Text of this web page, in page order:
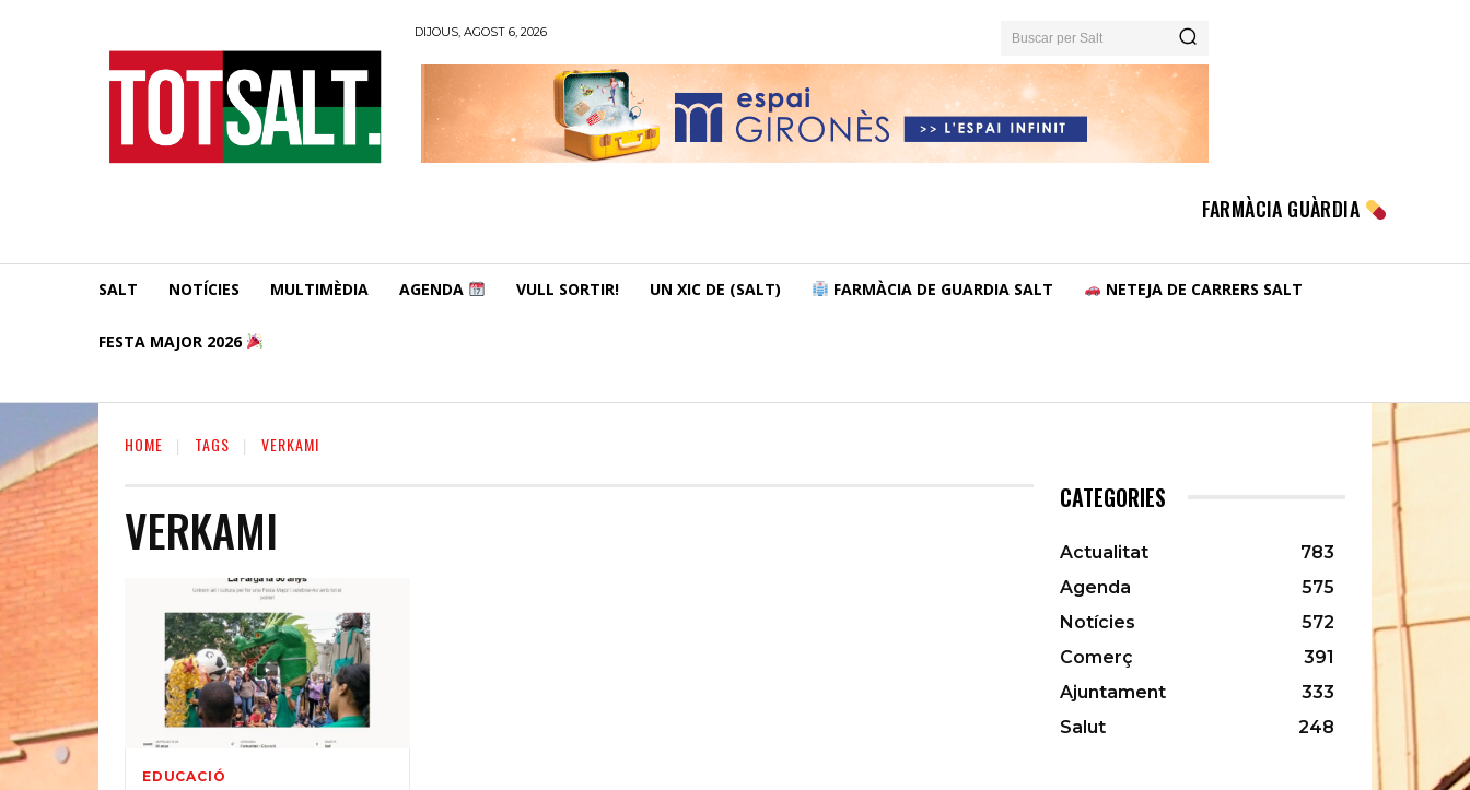
DIJOUS, AGOST 6, 2026 Buscar per Salt
FARMÀCIA GUÀRDIA
SALT NOTÍCIES MULTIMÈDIA AGENDA VULL SORTIR! UN XIC DE (SALT) FARMÀCIA DE GUARDIA SALT NETEJA DE CARRERS SALT
FESTA MAJOR 2026
HOME TAGS VERKAMI
VERKAMI
EDUCACIÓ
CATEGORIES
Actualitat
783
Agenda
575
Notícies
572
Comerç
391
Ajuntament
333
Salut
248